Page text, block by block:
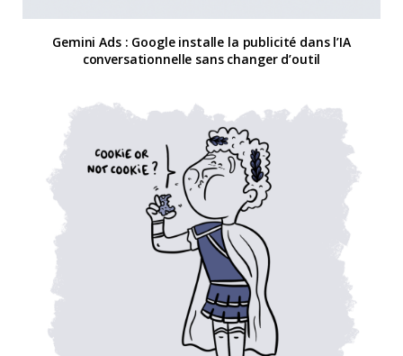
Gemini Ads : Google installe la publicité dans l’IA
conversationnelle sans changer d’outil